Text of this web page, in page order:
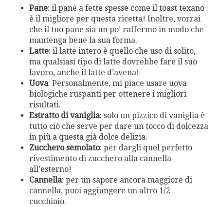
Pane: il pane a fette spesse come il toast texano
è il migliore per questa ricetta! Inoltre, vorrai
che il tuo pane sia un po’ raffermo in modo che
mantenga bene la sua forma.
Latte: il latte intero è quello che uso di solito,
ma qualsiasi tipo di latte dovrebbe fare il suo
lavoro, anche il latte d’avena!
Uova: Personalmente, mi piace usare uova
biologiche ruspanti per ottenere i migliori
risultati.
Estratto di vaniglia: solo un pizzico di vaniglia è
tutto ciò che serve per dare un tocco di dolcezza
in più a questa già dolce delizia.
Zucchero semolato: per dargli quel perfetto
rivestimento di zucchero alla cannella
all’esterno!
Cannella: per un sapore ancora maggiore di
cannella, puoi aggiungere un altro 1/2
cucchiaio.